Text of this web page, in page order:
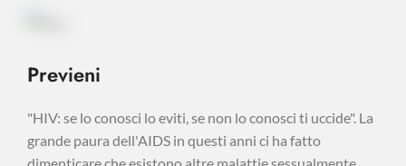
Previeni
"HIV: se lo conosci lo eviti, se non lo conosci ti uccide". La
grande paura dell'AIDS in questi anni ci ha fatto